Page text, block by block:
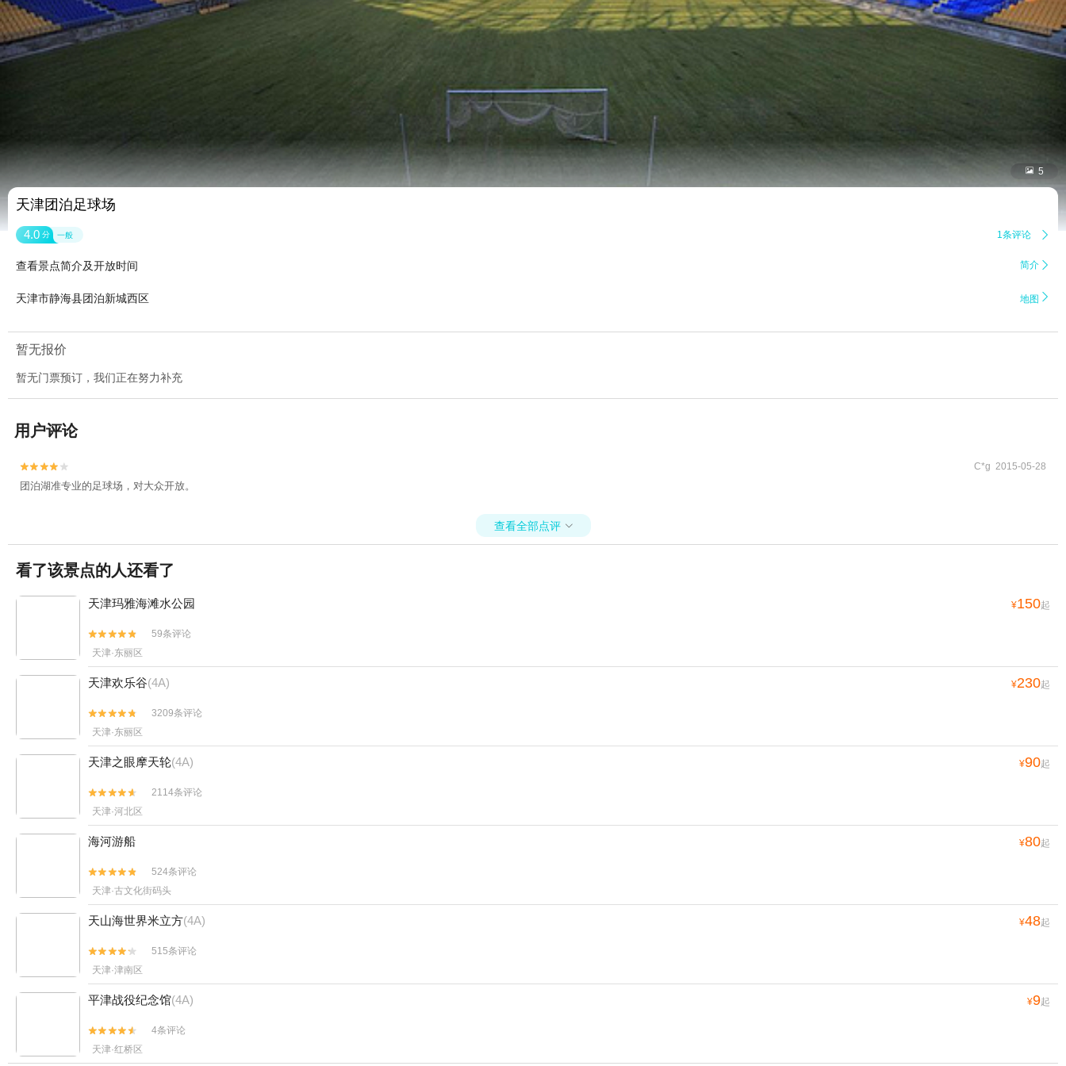
 5
天津团泊足球场
4.0 分 一般 1条评论 
查看景点简介及开放时间 简介 
天津市静海县团泊新城西区 地图 
暂无报价
暂无门票预订，我们正在努力补充
用户评论

 C*g 2015-05-28
团泊湖准专业的足球场，对大众开放。
查看全部点评 
看了该景点的人还看了
天津玛雅海滩水公园 ¥150起


59条评论
天津·东丽区
天津欢乐谷(4A) ¥230起


3209条评论
天津·东丽区
天津之眼摩天轮(4A) ¥90起


2114条评论
天津·河北区
海河游船 ¥80起


524条评论
天津·古文化街码头
天山海世界米立方(4A) ¥48起


515条评论
天津·津南区
平津战役纪念馆(4A) ¥9起


4条评论
天津·红桥区